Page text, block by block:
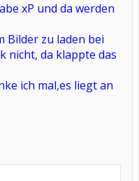
xP und da werden
Bilder zu laden bei
nicht, da klappte das
ich mal,es liegt an